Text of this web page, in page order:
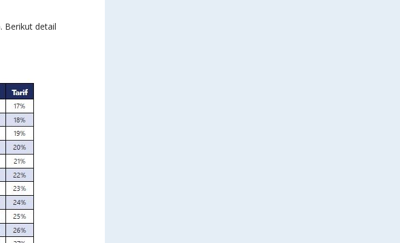
Berikut detail